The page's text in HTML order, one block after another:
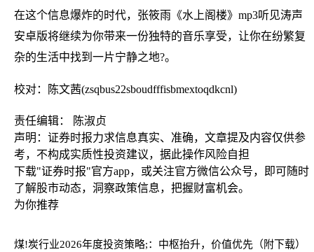
在这个信息爆炸的时代，张筱雨《水上阁楼》mp3听见涛声
安卓版将继续为你带来一份独特的音乐享受，让你在纷繁复
杂的生活中找到一片宁静之地?。
校对：陈文茜(zsqbus22sboudfffisbmextoqdkcnl)
责任编辑： 陈淑贞
声明：证券时报力求信息真实、准确，文章提及内容仅供参
考，不构成实质性投资建议，据此操作风险自担
下载"证券时报"官方app，或关注官方微信公众号，即可随时
了解股市动态，洞察政策信息，把握财富机会。
为你推荐
煤!炭行业2026年度投资策略;：中枢抬升，价值优先（附下载）